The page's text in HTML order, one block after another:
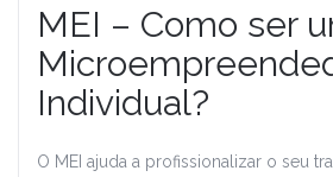
MEI – Como ser
Individual?
O MEI ajuda a profissionalizar o seu